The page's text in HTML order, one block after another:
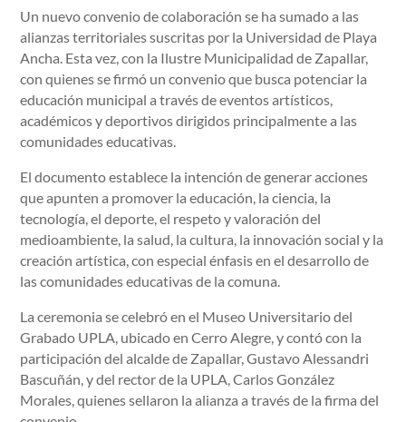
Un nuevo convenio de colaboración se ha sumado a las
alianzas territoriales suscritas por la Universidad de Playa
Ancha. Esta vez, con la Ilustre Municipalidad de Zapallar,
con quienes se firmó un convenio que busca potenciar la
educación municipal a través de eventos artísticos,
académicos y deportivos dirigidos principalmente a las
comunidades educativas.
El documento establece la intención de generar acciones
que apunten a promover la educación, la ciencia, la
tecnología, el deporte, el respeto y valoración del
medioambiente, la salud, la cultura, la innovación social y la
creación artística, con especial énfasis en el desarrollo de
las comunidades educativas de la comuna.
La ceremonia se celebró en el Museo Universitario del
Grabado UPLA, ubicado en Cerro Alegre, y contó con la
participación del alcalde de Zapallar, Gustavo Alessandri
Bascuñán, y del rector de la UPLA, Carlos González
Morales, quienes sellaron la alianza a través de la firma del